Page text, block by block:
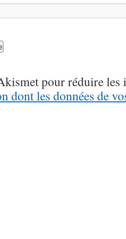
pour réduire les
dont les données de